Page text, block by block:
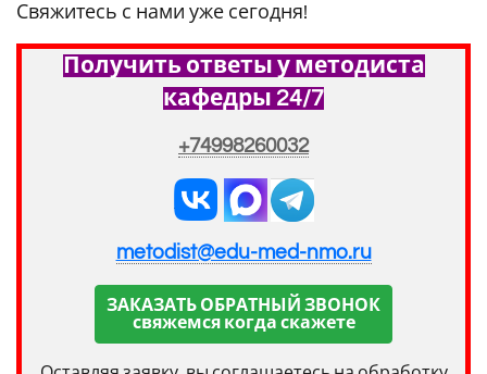
Свяжитесь с нами уже сегодня!
Получить ответы у методиста
кафедры 24/7
+74998260032
metodist@edu-med-nmo.ru
ЗАКАЗАТЬ ОБРАТНЫЙ ЗВОНОК
свяжемся когда скажете